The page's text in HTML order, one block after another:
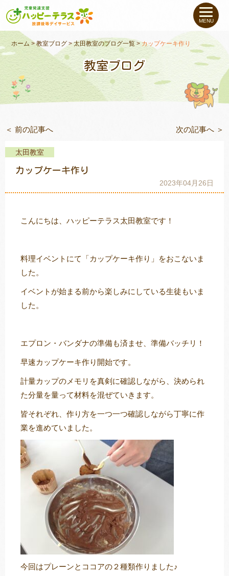
私たちについて
未就学のお子さま（０〜６才）
小学生〜高校生のお子さま
支援事例
教室一覧
MENU
ホーム >教室ブログ>太田教室のブログ一覧>カップケーキ作り
教室ブログ
＜ 前の記事へ 次の記事へ ＞
太田教室
カップケーキ作り
2023年04月26日
こんにちは、ハッピーテラス太田教室です！
料理イベントにて「カップケーキ作り」をおこないま
した。
イベントが始まる前から楽しみにしている生徒もいま
した。
エプロン・バンダナの準備も済ませ、準備バッチリ！
早速カップケーキ作り開始です。
計量カップのメモリを真剣に確認しながら、決められ
た分量を量って材料を混ぜていきます。
皆それぞれ、作り方を一つ一つ確認しながら丁寧に作
業を進めていました。
今回はプレーンとココアの２種類作りました♪